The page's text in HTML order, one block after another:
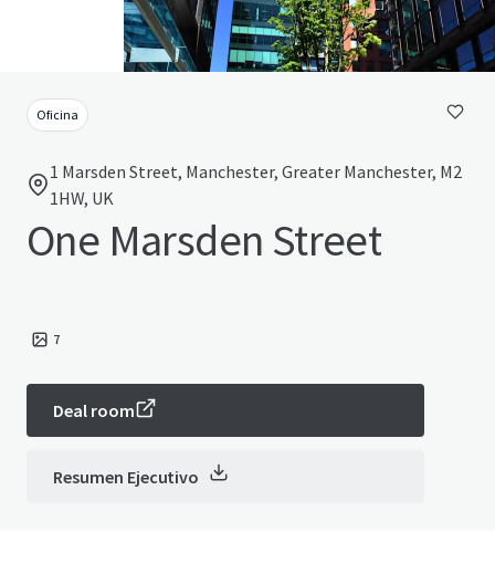
Oficina
1 Marsden Street, Manchester, Greater Manchester, M2
1HW, UK
One Marsden Street
7
Deal room
Resumen Ejecutivo